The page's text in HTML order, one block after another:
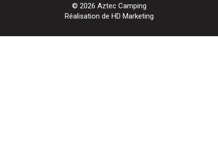
© 2026 Aztec Camping
Réalisation de HD Marketing